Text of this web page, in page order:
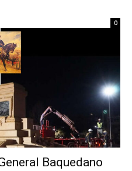
0
Baquedano